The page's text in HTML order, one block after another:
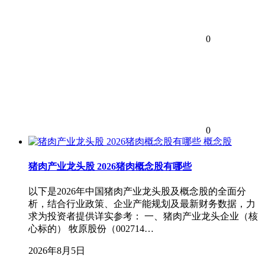
0
0
概念股
猪肉产业龙头股 2026猪肉概念股有哪些
以下是2026年中国猪肉产业龙头股及概念股的全面分
析，结合行业政策、企业产能规划及最新财务数据，力
求为投资者提供详实参考： 一、猪肉产业龙头企业（核
心标的） 牧原股份（002714…
2026年8月5日